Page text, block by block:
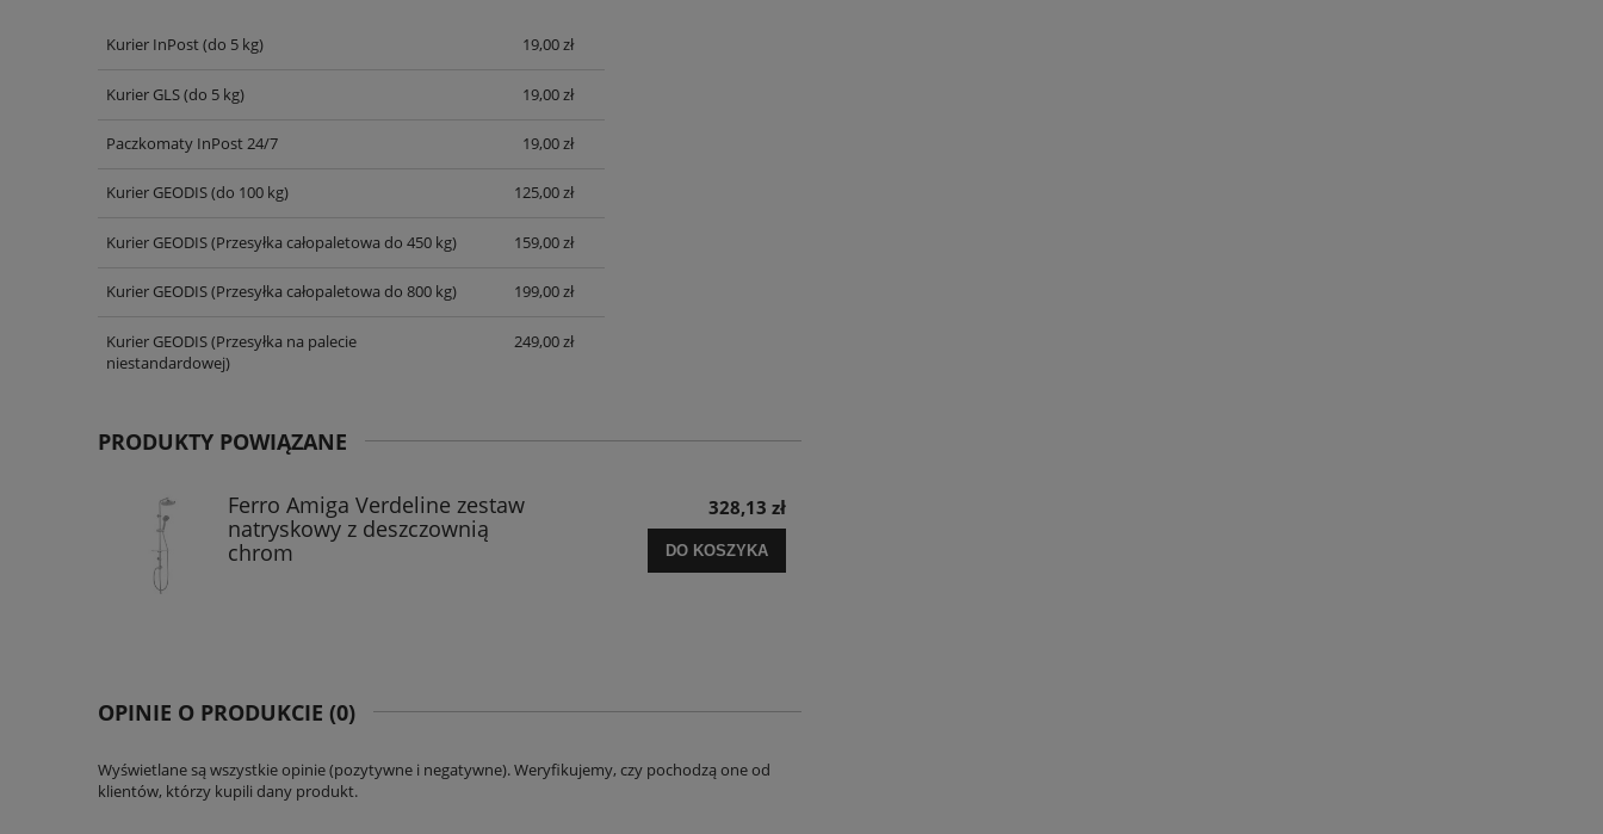
CENA NIE ZAWIERA EWENTUALNYCH
Kurier InPost(do 5 kg) 19,00 zł
Kurier GLS(do 5 kg) 19,00 zł
Paczkomaty InPost 24/7 19,00 zł
Kurier GEODIS(do 100 kg) 125,00 zł
Kurier GEODIS(Przesyłka całopaletowa do 450 kg) 159,00 zł
Kurier GEODIS(Przesyłka całopaletowa do 800 kg) 199,00 zł
Kurier GEODIS(Przesyłka na palecie
niestandardowej)
249,00 zł
PRODUKTY POWIĄZANE
Ferro Amiga Verdeline zestaw
natryskowy z deszczownią
chrom
328,13 zł
DO KOSZYKA
OPINIE O PRODUKCIE (0)
Wyświetlane są wszystkie opinie (pozytywne i negatywne). Weryfikujemy, czy pochodzą one od
klientów, którzy kupili dany produkt.